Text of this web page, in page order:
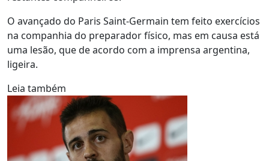
O avançado do Paris Saint-Germain tem feito exercícios
na companhia do preparador físico, mas em causa está
uma lesão, que de acordo com a imprensa argentina,
ligeira.
Leia também